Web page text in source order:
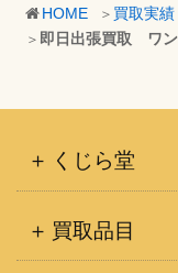
HOME
買取実績
即日出張買取 ワ
くじら堂
買取品目